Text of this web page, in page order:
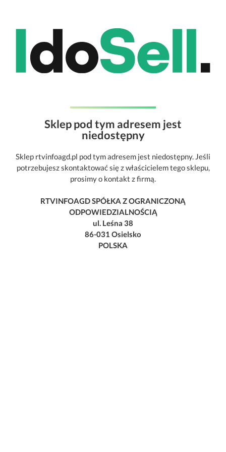
Sklep pod tym adresem jest
niedostępny
Sklep rtvinfoagd.pl pod tym adresem jest niedostępny. Jeśli
potrzebujesz skontaktować się z właścicielem tego sklepu,
prosimy o kontakt z firmą.
RTVINFOAGD SPÓŁKA Z OGRANICZONĄ
ODPOWIEDZIALNOŚCIĄ
ul. Leśna 38
86-031 Osielsko
POLSKA